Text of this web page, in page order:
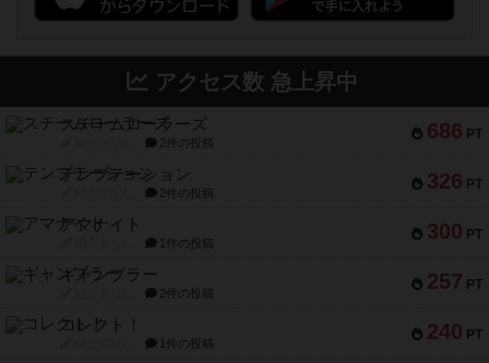
アクセス数 急上昇中
686 PT
スチームローラーズ
2件の投稿
326 PT
テンプテーション
2件の投稿
300 PT
アマナイト
1件の投稿
257 PT
ギャンブラー
2件の投稿
240 PT
コレクト！
1件の投稿